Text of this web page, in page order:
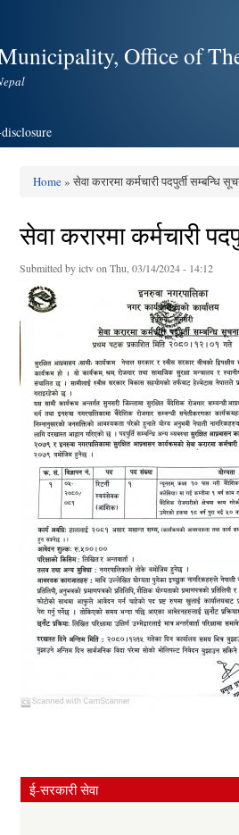
Office of
Home» सेवा करारमा कर्मचारी पदपुर्ती सम्बन्धि
सेवा करारमा कर्मचारी
Submitted byictvon Thu, 03/14/2024 - 14:12
ई-सरकारी सेवा